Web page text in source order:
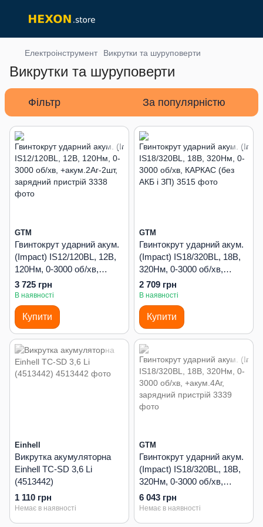
Електроінструмент Викрутки та шуруповерти
Викрутки та шуруповерти
Фільтр За популярністю
GTM
Гвинтокрут ударний акум.
(Impact) IS12/120BL, 12В,
120Нм, 0-3000 об/хв,
+акум.2Аг-2шт, зарядний
пристрій
3 725 грн
В наявності
Купити
GTM
Гвинтокрут ударний акум.
(Impact) IS18/320BL, 18В,
320Нм, 0-3000 об/хв,
КАРКАС (без АКБ і ЗП)
2 709 грн
В наявності
Купити
Einhell
Викрутка акумуляторна
Einhell TC-SD 3,6 Li
(4513442)
1 110 грн
Немає в наявності
GTM
Гвинтокрут ударний акум.
(Impact) IS18/320BL, 18В,
320Нм, 0-3000 об/хв,
+акум.4Аг, зарядний
пристрій
6 043 грн
Немає в наявності